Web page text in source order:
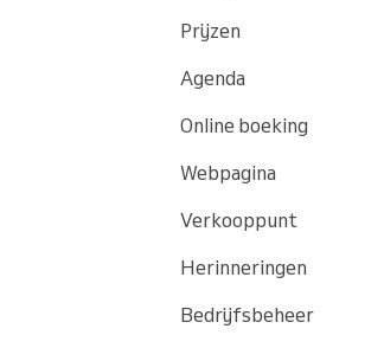
Prijzen
Agenda
Online boeking
Webpagina
Verkooppunt
Herinneringen
Bedrijfsbeheer